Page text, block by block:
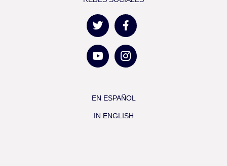
EN ESPAÑOL
IN ENGLISH